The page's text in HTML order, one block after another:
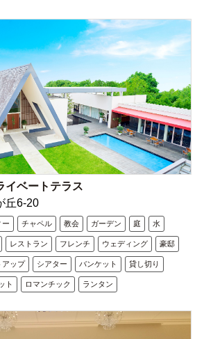
イベートテラス
丘6-20
ー チャペル 教会 ガーデン 庭 水
レストラン フレンチ ウェディング 豪邸
アップ シアター バンケット 貸し切り
ト ロマンチック ランタン